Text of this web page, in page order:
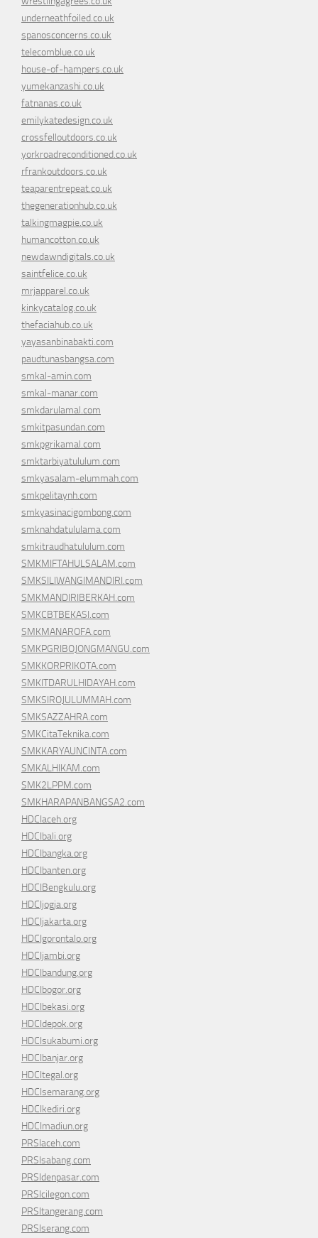
underneathfoiled.co.uk
spanosconcerns.co.uk
telecomblue.co.uk
house-of-hampers.co.uk
yumekanzashi.co.uk
fatnanas.co.uk
emilykatedesign.co.uk
crossfelloutdoors.co.uk
yorkroadreconditioned.co.uk
rfrankoutdoors.co.uk
teaparentrepeat.co.uk
thegenerationhub.co.uk
talkingmagpie.co.uk
humancotton.co.uk
newdawndigitals.co.uk
saintfelice.co.uk
mrjapparel.co.uk
kinkycatalog.co.uk
thefaciahub.co.uk
yayasanbinabakti.com
paudtunasbangsa.com
smkal-amin.com
smkal-manar.com
smkdarulamal.com
smkitpasundan.com
smkpgrikamal.com
smktarbiyatululum.com
smkyasalam-elummah.com
smkpelitaynh.com
smkyasinacigombong.com
smknahdatululama.com
smkitraudhatululum.com
SMKMIFTAHULSALAM.com
SMKSILIWANGIMANDIRI.com
SMKMANDIRIBERKAH.com
SMKCBTBEKASI.com
SMKMANAROFA.com
SMKPGRIBOJONGMANGU.com
SMKKORPRIKOTA.com
SMKITDARULHIDAYAH.com
SMKSIROJULUMMAH.com
SMKSAZZAHRA.com
SMKCitaTeknika.com
SMKKARYAUNCINTA.com
SMKALHIKAM.com
SMK2LPPM.com
SMKHARAPANBANGSA2.com
HDCIaceh.org
HDCIbali.org
HDCIbangka.org
HDCIbanten.org
HDCIBengkulu.org
HDCIjogja.org
HDCIjakarta.org
HDCIgorontalo.org
HDCIjambi.org
HDCIbandung.org
HDCIbogor.org
HDCIbekasi.org
HDCIdepok.org
HDCIsukabumi.org
HDCIbanjar.org
HDCItegal.org
HDCIsemarang.org
HDCIkediri.org
HDCImadiun.org
PRSIaceh.com
PRSIsabang.com
PRSIdenpasar.com
PRSIcilegon.com
PRSItangerang.com
PRSIserang.com